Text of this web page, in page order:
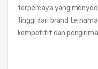
terpercaya yang
tinggi dari brand ternama
kompetitif dan